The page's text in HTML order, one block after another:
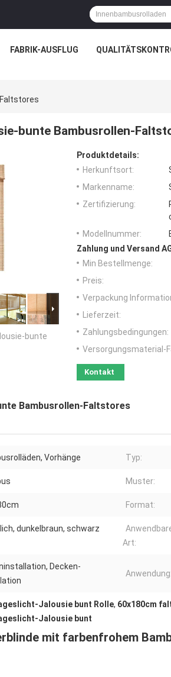
FABRIK-AUSFLUG
bunte Bambusrollen-
bunte
Produktdetails:
Herkunftsort:
Markenname:
Zertifizierung:
Modellnummer:
Zahlung und Versand
Min Bestellmenge:
Preis:
Verpackung
Lieferzeit:
Zahlungsbedingungen:
Versorgungsmaterial-
Kontakt
Bambusrollen-Faltstores
Vorhänge Typ:
Muster:
Format:
dunkelbraun, schwarz
Art:
Decken-
Anwendung:
Jalousie bunt Rolle, 60x180cm
Jalousie bunt
mit farbenfrohem